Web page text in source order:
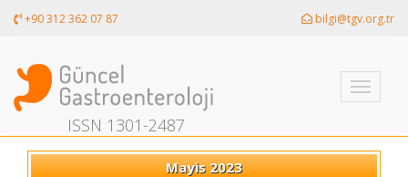
+90 312 362 07 87 bilgi@tgv.org.tr
Toggle
ISSN 1301-2487
Mayis 2023